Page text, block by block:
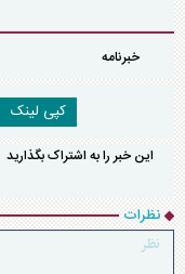
خبرنامه
کپی لینک
این خبر را به اشتراک بگذارید
نظرات